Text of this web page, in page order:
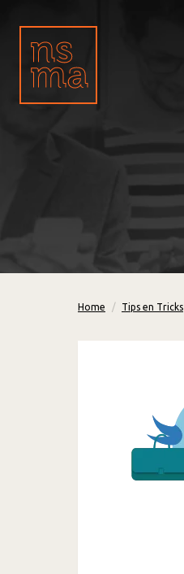
Home Tips en Tricks